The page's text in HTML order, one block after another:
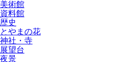
美術館
資料館
歴史
とやまの花
神社・寺
展望台
夜景